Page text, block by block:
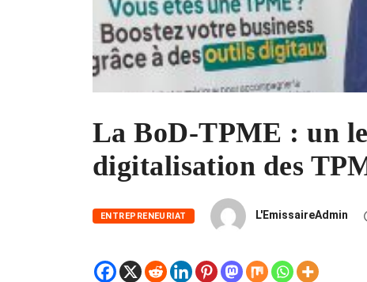
La BoD-TPME : un
digitalisation des
ENTREPRENEURIAT L'EmissaireAdmin